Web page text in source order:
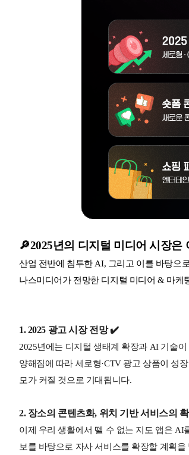
🔎2025년의 디지털 미디어 시장은
산업 전반에 침투한 AI, 그리고 이를 바탕으
나스미디어가 전망한 디지털 미디어 & 마케
1. 2025 광고 시장 전망 ✔️
2025년에는 디지털 생태계 확장과 AI 기술
양해짐에 따라 세로형·CTV 광고 상품이 성
모가 커질 것으로 기대됩니다.
2. 장소의 콘텐츠화, 위치 기반 서비스의
이제 우리 생활에서 뗄 수 없는 지도 앱은 AI
보를 바탕으로 자사 서비스를 확장할 계획